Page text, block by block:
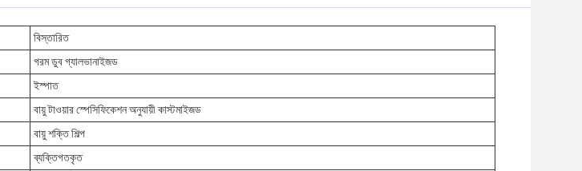
বিস্তারিত
গরম ডুব গ্যালভানাইজড
ইস্পাত
বায়ু টাওয়ার স্পেসিফিকেশন অনুযায়ী কাস্টমাইজড
বায়ু শক্তি শিল্প
ব্যক্তিগতকৃত